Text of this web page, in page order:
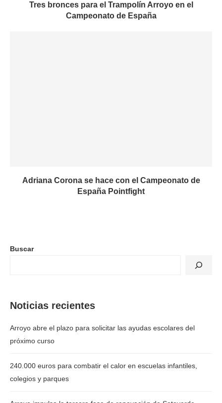
Tres bronces para el Trampolín Arroyo en el
Campeonato de España
Adriana Corona se hace con el Campeonato de
España Pointfight
Buscar
Noticias recientes
Arroyo abre el plazo para solicitar las ayudas escolares del
próximo curso
240.000 euros para combatir el calor en escuelas infantiles,
colegios y parques